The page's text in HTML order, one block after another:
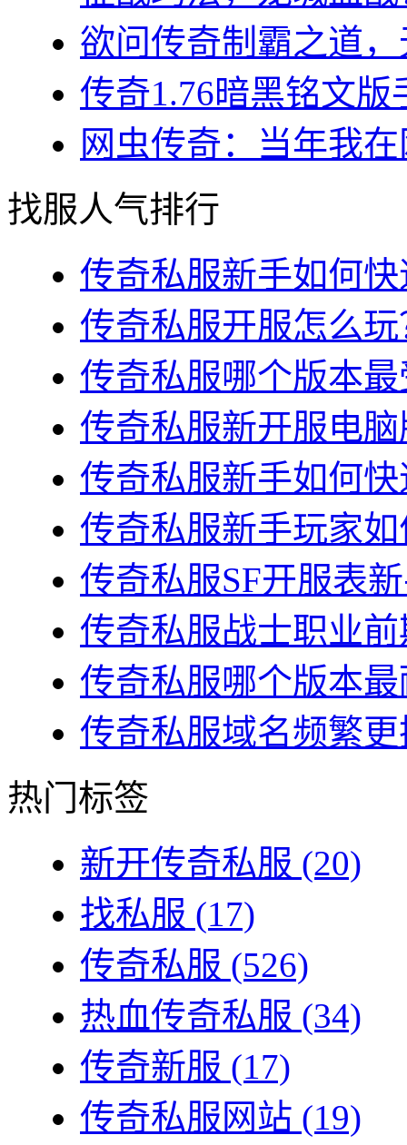
欲问传奇制霸之道
传奇1.76暗黑铭文
网虫传奇：当年我
找服人气排行
传奇私服新手如何
传奇私服开服怎么
传奇私服哪个版本
传奇私服新开服电
传奇私服新手如何
传奇私服新手玩家
传奇私服SF开服表
传奇私服战士职业
传奇私服哪个版本
传奇私服域名频繁
热门标签
新开传奇私服 (20)
找私服 (17)
传奇私服 (526)
热血传奇私服 (34)
传奇新服 (17)
传奇私服网站 (19)